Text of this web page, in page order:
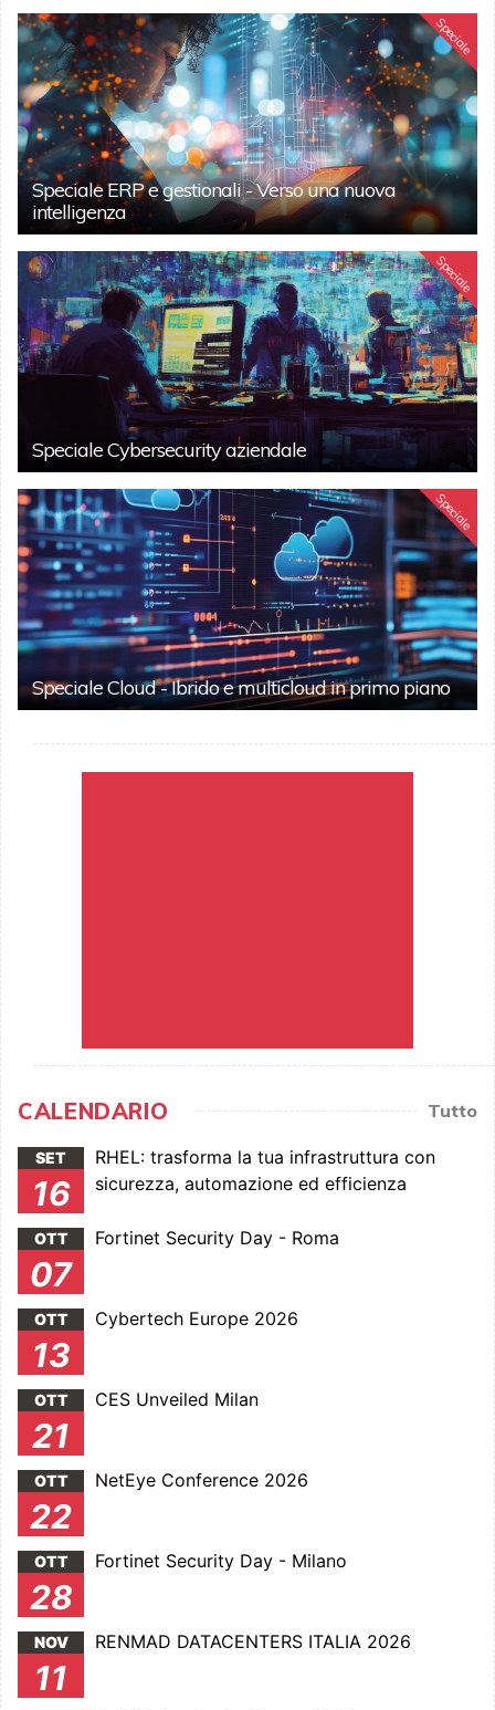
Speciale
Speciale ERP e gestionali - Verso una nuova
intelligenza
Speciale
Speciale Cybersecurity aziendale
Speciale
Speciale Cloud - Ibrido e multicloud in primo piano
CALENDARIO Tutto
SET
16
RHEL: trasforma la tua infrastruttura con
sicurezza, automazione ed efficienza
OTT
07
Fortinet Security Day - Roma
OTT
13
Cybertech Europe 2026
OTT
21
CES Unveiled Milan
OTT
22
NetEye Conference 2026
OTT
28
Fortinet Security Day - Milano
NOV
11
RENMAD DATACENTERS ITALIA 2026